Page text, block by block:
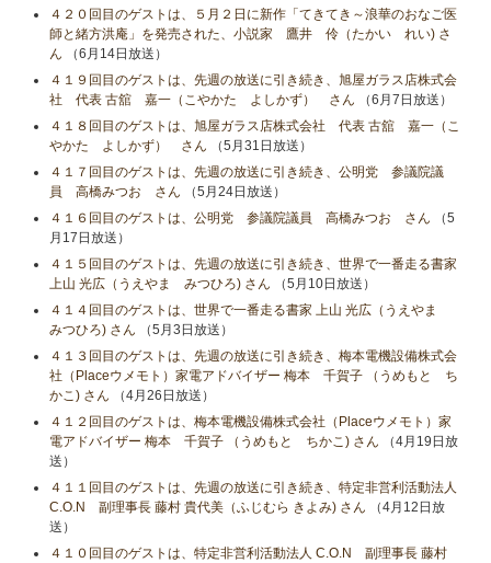
４２０回目のゲストは、５月２日に新作「てきてき～浪華のおなご医
師と緒方洪庵」を発売された、小説家 鷹井 伶（たかい れい) さ
ん （6月14日放送）
４１９回目のゲストは、先週の放送に引き続き、旭屋ガラス店株式会
社 代表 古舘 嘉一（こやかた よしかず） さん （6月7日放送）
４１８回目のゲストは、旭屋ガラス店株式会社 代表 古舘 嘉一（こ
やかた よしかず） さん （5月31日放送）
４１７回目のゲストは、先週の放送に引き続き、公明党 参議院議
員 高橋みつお さん （5月24日放送）
４１６回目のゲストは、公明党 参議院議員 高橋みつお さん （5
月17日放送）
４１５回目のゲストは、先週の放送に引き続き、世界で一番走る書家
上山 光広（うえやま みつひろ) さん （5月10日放送）
４１４回目のゲストは、世界で一番走る書家 上山 光広（うえやま
みつひろ) さん （5月3日放送）
４１３回目のゲストは、先週の放送に引き続き、梅本電機設備株式会
社（Placeウメモト）家電アドバイザー 梅本 千賀子 （うめもと ち
かこ) さん （4月26日放送）
４１２回目のゲストは、梅本電機設備株式会社（Placeウメモト）家
電アドバイザー 梅本 千賀子 （うめもと ちかこ) さん （4月19日放
送）
４１１回目のゲストは、先週の放送に引き続き、特定非営利活動法人
C.O.N 副理事長 藤村 貴代美（ふじむら きよみ) さん （4月12日放
送）
４１０回目のゲストは、特定非営利活動法人 C.O.N 副理事長 藤村